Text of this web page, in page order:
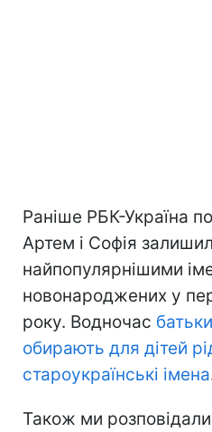
Раніше РБК-Україна
Артем і Софія
найпопулярнішими
новонароджених у
року. Водночас
обирають для дітей
староукраїнські імена
Також ми